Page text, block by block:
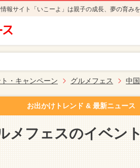
報サイト「いこーよ」は親子の成長、夢の育み
・キャンペーン グルメフェス 中
お出かけトレンド & 最新ニュース
メフェスのイベン